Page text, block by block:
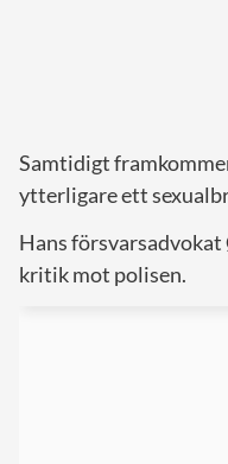
Samtidigt
ytterligare ett
Hans försvarsadvokat
kritik mot polisen.